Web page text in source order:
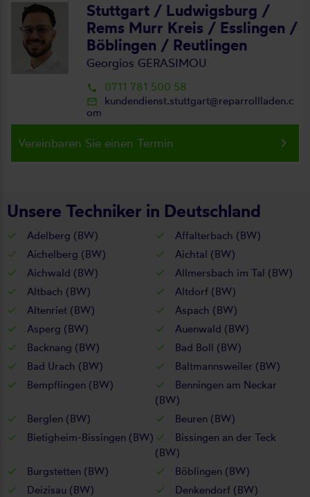
Stuttgart / Ludwigsburg /
Rems Murr Kreis / Esslingen /
Böblingen / Reutlingen
Georgios GERASIMOU
local_phone 0711 781 500 58
mail_outline
kundendienst.stuttgart@reparrollladen.c
om
Vereinbaren Sie einen Termin keyboard_arrow_right
Unsere Techniker in Deutschland
Adelberg (BW)
Affalterbach (BW)
Aichelberg (BW)
Aichtal (BW)
Aichwald (BW)
Allmersbach im Tal (BW)
Altbach (BW)
Altdorf (BW)
Altenriet (BW)
Aspach (BW)
Asperg (BW)
Auenwald (BW)
Backnang (BW)
Bad Boll (BW)
Bad Urach (BW)
Baltmannsweiler (BW)
Bempflingen (BW)
Benningen am Neckar
(BW)
Berglen (BW)
Beuren (BW)
Bietigheim-Bissingen (BW)
Bissingen an der Teck
(BW)
Burgstetten (BW)
Böblingen (BW)
Deizisau (BW)
Denkendorf (BW)